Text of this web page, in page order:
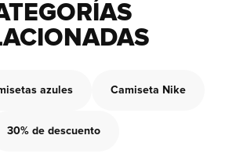
azules Camiseta Nike
30% de descuento